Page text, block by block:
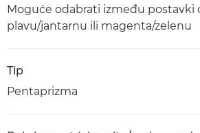
Moguće odabrati između postavki
plavu/jantarnu ili magenta/zelenu
Tip
Pentaprizma